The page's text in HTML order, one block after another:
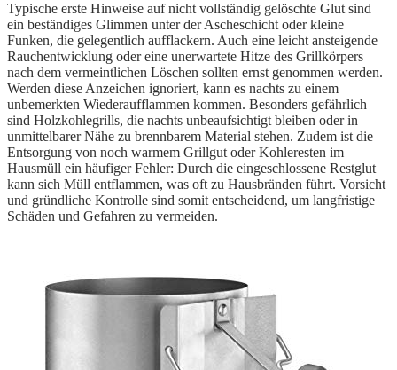
Typische erste Hinweise auf nicht vollständig gelöschte Glut sind
ein beständiges Glimmen unter der Ascheschicht oder kleine
Funken, die gelegentlich aufflackern. Auch eine leicht ansteigende
Rauchentwicklung oder eine unerwartete Hitze des Grillkörpers
nach dem vermeintlichen Löschen sollten ernst genommen werden.
Werden diese Anzeichen ignoriert, kann es nachts zu einem
unbemerkten Wiederaufflammen kommen. Besonders gefährlich
sind Holzkohlegrills, die nachts unbeaufsichtigt bleiben oder in
unmittelbarer Nähe zu brennbarem Material stehen. Zudem ist die
Entsorgung von noch warmem Grillgut oder Kohleresten im
Hausmüll ein häufiger Fehler: Durch die eingeschlossene Restglut
kann sich Müll entflammen, was oft zu Hausbränden führt. Vorsicht
und gründliche Kontrolle sind somit entscheidend, um langfristige
Schäden und Gefahren zu vermeiden.